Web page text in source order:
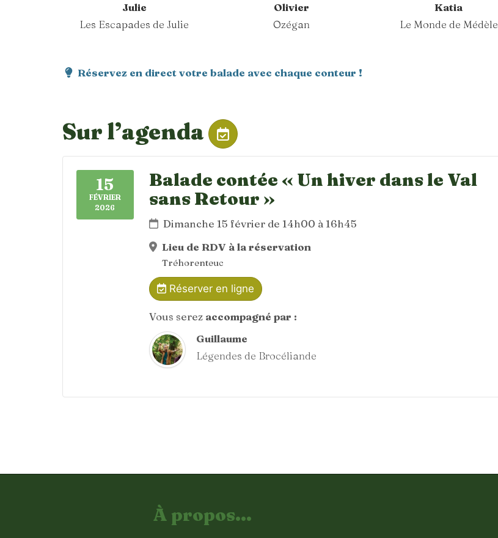
Julie
Les Escapades de Julie
Olivier
Ozégan
Katia
Le Monde de Médèle
Réservez en direct votre balade avec chaque conteur !
Sur l’agenda
15
FÉVRIER
2026
Balade contée « Un hiver dans le Val
sans Retour »
Dimanche 15 février de 14h00 à 16h45
Lieu de RDV à la réservation
Tréhorenteuc
Réserver en ligne
Vous serez accompagné par :
Guillaume
Légendes de Brocéliande
À propos...